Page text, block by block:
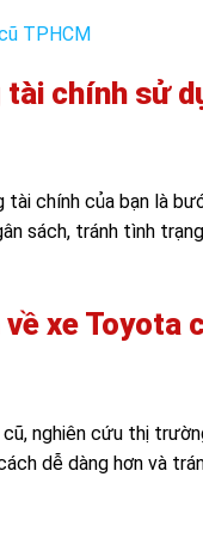
TPHCM
chính sử
tài chính của bạn là
sách, tránh tình
xe Toyota
nghiên cứu thị
dễ dàng hơn và